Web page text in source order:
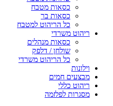
כסאות מטבח
כסאות בר
כל הריהוט למטבח
ריהוט משרדי
כסאות מנהלים
שולחן / דלפק
כל הריהוט משרדי
וילונות
מבצעים חמים
ריהוט כללי
מסגרות לפלזמה